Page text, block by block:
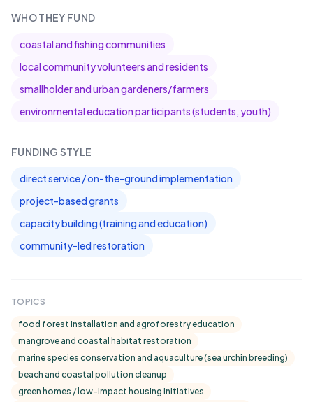
WHO THEY FUND
coastal and fishing communities
local community volunteers and residents
smallholder and urban gardeners/farmers
environmental education participants (students, youth)
FUNDING STYLE
direct service / on-the-ground implementation
project-based grants
capacity building (training and education)
community-led restoration
TOPICS
food forest installation and agroforestry education
mangrove and coastal habitat restoration
marine species conservation and aquaculture (sea urchin breeding)
beach and coastal pollution cleanup
green homes / low-impact housing initiatives